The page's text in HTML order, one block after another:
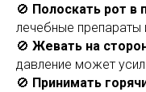
🚫 Полоскать рот в
лечебные препараты
🚫 Жевать на
давление может
🚫 Принимать